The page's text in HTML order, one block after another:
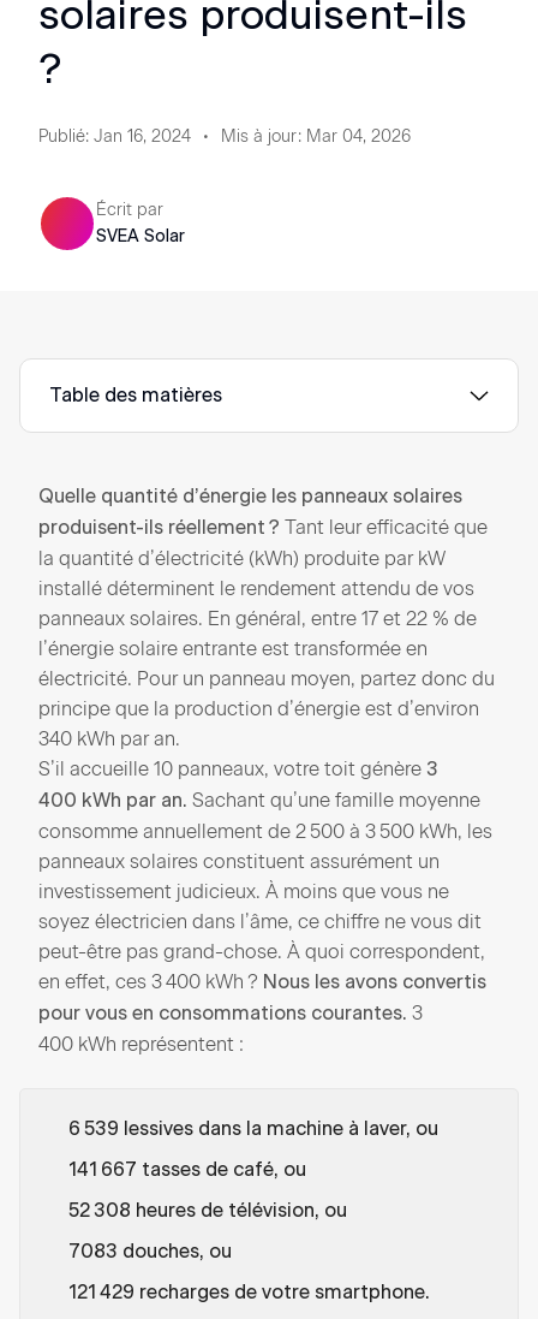
solaires produisent-ils
?
Publié: Jan 16, 2024 Mis à jour: Mar 04, 2026
Écrit par
SVEA Solar
Table des matières
Quelle quantité d’énergie les panneaux solaires
produisent-ils réellement ? Tant leur efficacité que
la quantité d’électricité (kWh) produite par kW
installé déterminent le rendement attendu de vos
panneaux solaires. En général, entre 17 et 22 % de
l’énergie solaire entrante est transformée en
électricité. Pour un panneau moyen, partez donc du
principe que la production d’énergie est d’environ
340 kWh par an.
S’il accueille 10 panneaux, votre toit génère 3
400 kWh par an. Sachant qu’une famille moyenne
consomme annuellement de 2 500 à 3 500 kWh, les
panneaux solaires constituent assurément un
investissement judicieux. À moins que vous ne
soyez électricien dans l’âme, ce chiffre ne vous dit
peut-être pas grand-chose. À quoi correspondent,
en effet, ces 3 400 kWh ? Nous les avons convertis
pour vous en consommations courantes. 3
400 kWh représentent :
6 539 lessives dans la machine à laver, ou
141 667 tasses de café, ou
52 308 heures de télévision, ou
7083 douches, ou
121 429 recharges de votre smartphone.